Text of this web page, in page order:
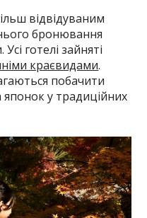
відвідуваним
бронювання
готелі зайняті
краєвидами.
побачити
японок у традиційних